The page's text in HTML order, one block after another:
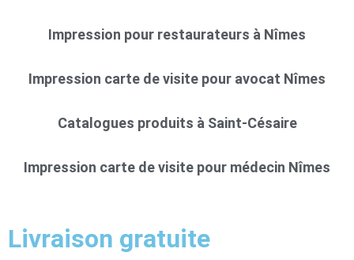
Impression pour restaurateurs à Nîmes
Impression carte de visite pour avocat Nîmes
Catalogues produits à Saint-Césaire
Impression carte de visite pour médecin Nîmes
Livraison gratuite